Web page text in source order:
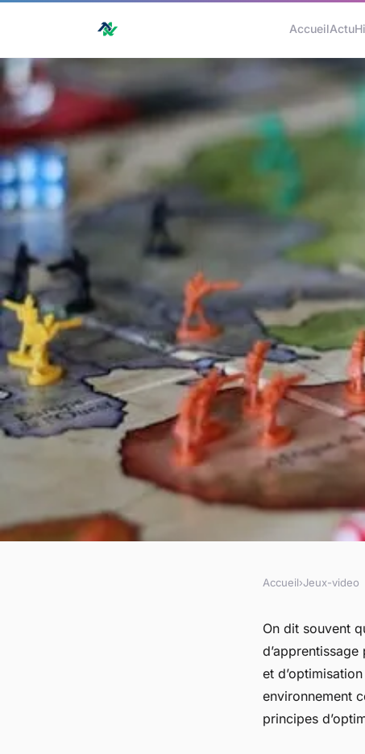
AccueilActu
En quoi « Factorio
principes
Accueil›Jeux-video
On dit souvent
et
environnement
principes